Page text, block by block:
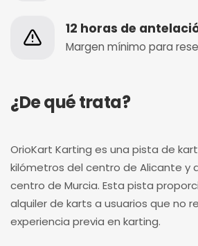
12 horas de
Margen mínimo para
¿De qué trata?
OrioKart Karting es una pista de
kilómetros del centro de Alicante y
centro de Murcia. Esta pista
alquiler de karts a usuarios que no
experiencia previa en karting.